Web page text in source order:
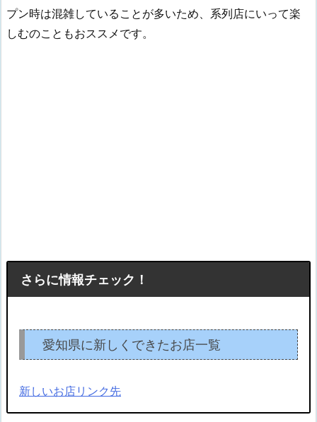
プン時は混雑していることが多いため、系列店にいって楽
しむのこともおススメです。
さらに情報チェック！
愛知県に新しくできたお店一覧
新しいお店リンク先